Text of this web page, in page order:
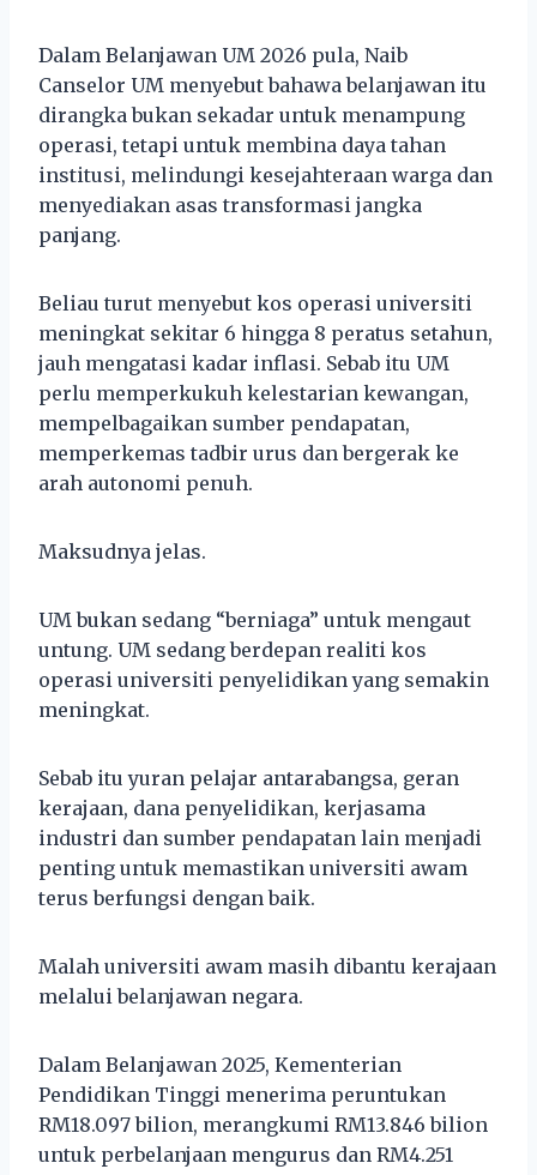
Dalam Belanjawan UM 2026 pula, Naib
Canselor UM menyebut bahawa belanjawan itu
dirangka bukan sekadar untuk menampung
operasi, tetapi untuk membina daya tahan
institusi, melindungi kesejahteraan warga dan
menyediakan asas transformasi jangka
panjang.
Beliau turut menyebut kos operasi universiti
meningkat sekitar 6 hingga 8 peratus setahun,
jauh mengatasi kadar inflasi. Sebab itu UM
perlu memperkukuh kelestarian kewangan,
mempelbagaikan sumber pendapatan,
memperkemas tadbir urus dan bergerak ke
arah autonomi penuh.
Maksudnya jelas.
UM bukan sedang “berniaga” untuk mengaut
untung. UM sedang berdepan realiti kos
operasi universiti penyelidikan yang semakin
meningkat.
Sebab itu yuran pelajar antarabangsa, geran
kerajaan, dana penyelidikan, kerjasama
industri dan sumber pendapatan lain menjadi
penting untuk memastikan universiti awam
terus berfungsi dengan baik.
Malah universiti awam masih dibantu kerajaan
melalui belanjawan negara.
Dalam Belanjawan 2025, Kementerian
Pendidikan Tinggi menerima peruntukan
RM18.097 bilion, merangkumi RM13.846 bilion
untuk perbelanjaan mengurus dan RM4.251